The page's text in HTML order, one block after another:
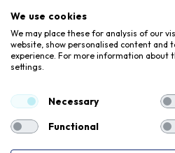
Accettiamo
Seguici sui social
We use cookies
We may place these for analysis of our
website, show personalised content and
experience. For more information about
settings.
Necessary
Functional